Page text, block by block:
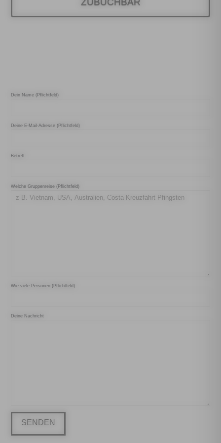
Dein Name (Pflichtfeld)
Deine E-Mail-Adresse (Pflichtfeld)
Betreff
Welche Gruppenreise (Pflichtfeld)
Wie viele Personen (Pflichtfeld)
Deine Nachricht